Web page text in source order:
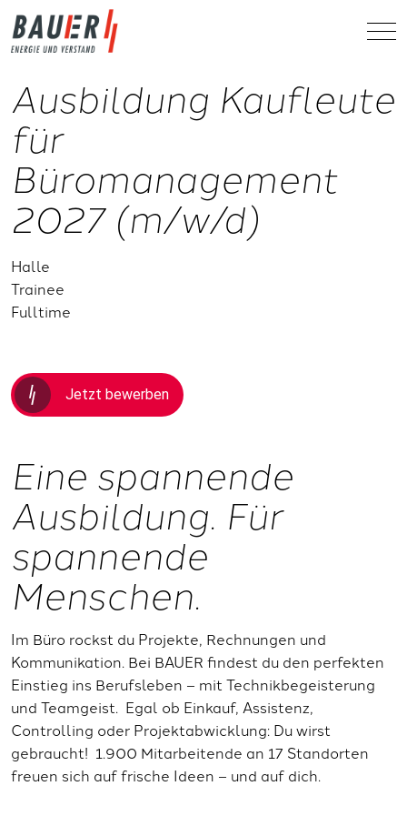
Ausbildung Kaufleute
für
Büromanagement
2027 (m/w/d)
Halle
Trainee
Fulltime
Jetzt bewerben
Eine spannende
Ausbildung. Für
spannende
Menschen.
Im Büro rockst du Projekte, Rechnungen und
Kommunikation. Bei BAUER findest du den perfekten
Einstieg ins Berufsleben – mit Technikbegeisterung
und Teamgeist. Egal ob Einkauf, Assistenz,
Controlling oder Projektabwicklung: Du wirst
gebraucht! 1.900 Mitarbeitende an 17 Standorten
freuen sich auf frische Ideen – und auf dich.